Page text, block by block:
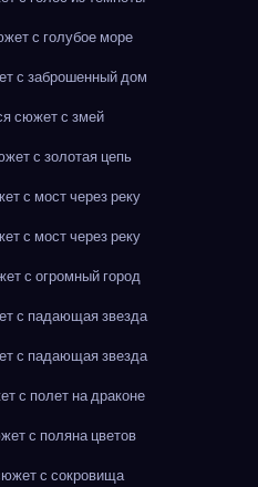
с голубое море
с заброшенный дом
сюжет с змей
с золотая цепь
с мост через реку
с мост через реку
с огромный город
с падающая звезда
с падающая звезда
с полет на драконе
с поляна цветов
с сокровища